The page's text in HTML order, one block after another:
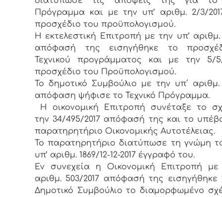
Πρόγραμμα και με την υπ’ αριθμ. 2/3/
προσχέδιο του προϋπολογισμού.
Η εκτελεστική Επιτροπή με την υπ’ αριθμ.
απόφασή της εισηγήθηκε το
Τεχνικού προγράμματος και με την 5/
προσχέδιο του Προϋπολογισμού.
Το δημοτικό Συμβούλιο με την υπ΄ αριθμ.
απόφαση ψήφισε το Τεχνικό Πρόγραμμα.
Η οικονομική Επιτροπή συνέταξε το
την 34/495/2017 απόφασή της και το
παρατηρητήριο Οικονομικής Αυτοτέλειας.
Το παρατηρητήριο διατύπωσε τη γνώμη
υπ’ αριθμ. 1869/12-12-2017 έγγραφό του.
Εν συνεχεία η Οικονομική Επιτροπή με
αριθμ. 503/2017 απόφασή της
Δημοτικό Συμβούλιο το διαμορφωμένο